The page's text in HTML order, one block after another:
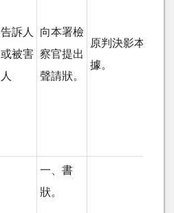
告訴人
或被害
人
向本署檢
察官提出
聲請狀。
原判決影本及有
據。
一、書
狀。